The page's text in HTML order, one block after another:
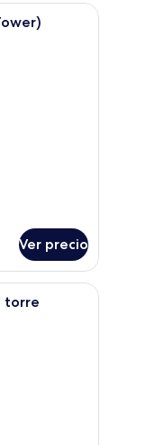
con una cama grande,
Ver precio
con una cama grande,
torre